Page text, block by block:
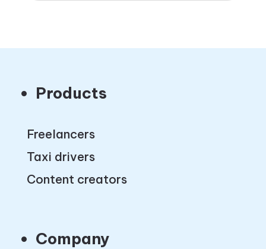
Products
Freelancers
Taxi drivers
Content creators
Company